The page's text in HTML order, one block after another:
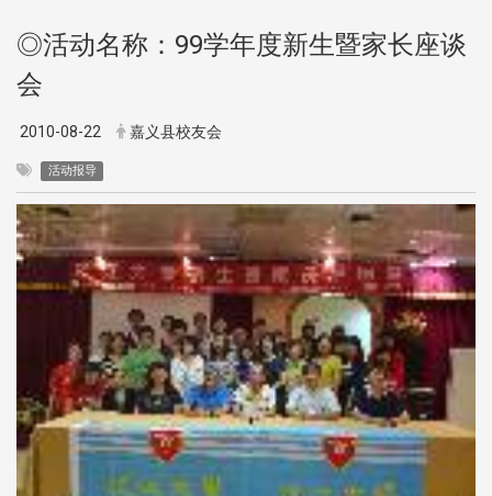
◎活动名称：99学年度新生暨家长座谈
会
2010-08-22 嘉义县校友会
活动报导